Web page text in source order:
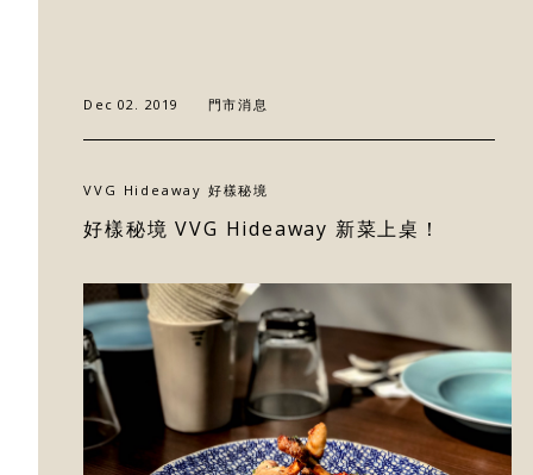
Dec 02. 2019 門市消息
VVG Hideaway ​好樣秘境
​好樣秘境 VVG Hideaway 新菜上桌！